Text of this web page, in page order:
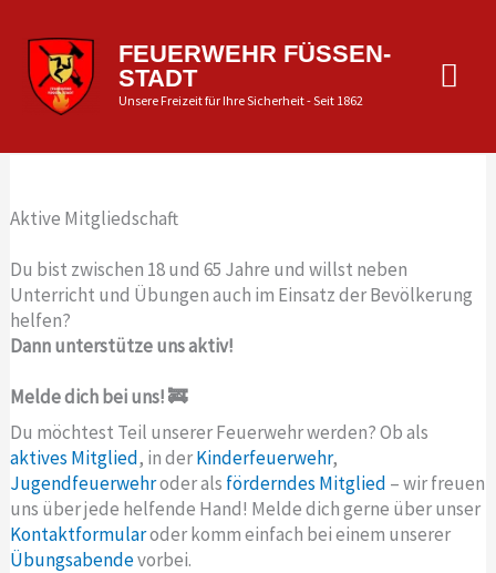
Inhalt
springen
FEUERWEHR FÜSSEN-
STADT
Unsere Freizeit für Ihre Sicherheit - Seit 1862
Aktive Mitgliedschaft
Du bist zwischen 18 und 65 Jahre und willst neben
Unterricht und Übungen auch im Einsatz der Bevölkerung
helfen?
Dann unterstütze uns aktiv!
Melde dich bei uns! 🚒
Du möchtest Teil unserer Feuerwehr werden? Ob als
aktives Mitglied, in derKinderfeuerwehr,
Jugendfeuerwehroder als förderndes Mitglied – wir freuen
uns über jede helfende Hand! Melde dich gerne über unser
Kontaktformularoder komm einfach bei einem unserer
Übungsabendevorbei.